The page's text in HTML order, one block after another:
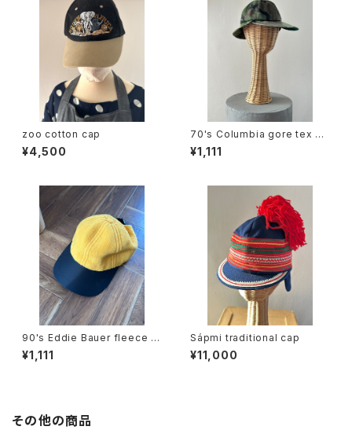
zoo cotton cap
¥4,500
70's Columbia gore tex ne
ck flap hat
¥1,111
90's Eddie Bauer fleece b
aseball cap
¥1,111
Sápmi traditional cap
¥11,000
その他の商品